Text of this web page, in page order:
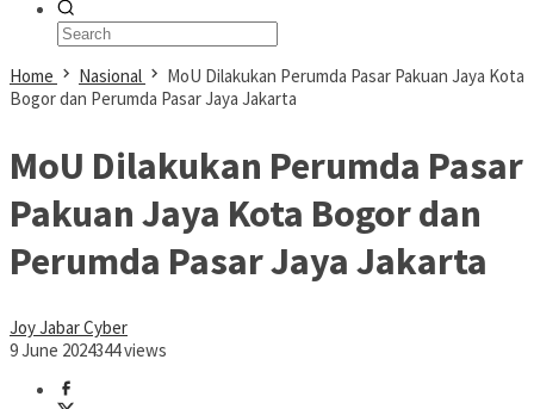
Home Nasional
MoU Dilakukan Perumda Pasar Pakuan Jaya Kota
Bogor dan Perumda Pasar Jaya Jakarta
MoU Dilakukan Perumda Pasar
Pakuan Jaya Kota Bogor dan
Perumda Pasar Jaya Jakarta
Joy Jabar Cyber
9 June 2024344 views